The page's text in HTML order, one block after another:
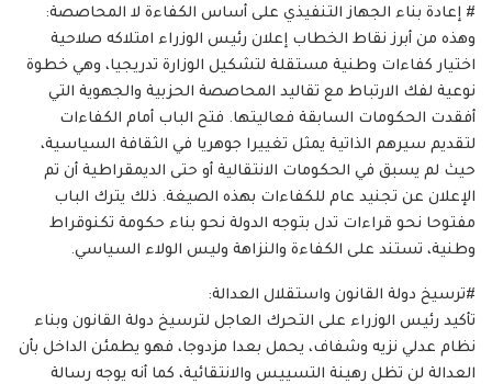
# إعادة بناء الجهاز التنفيذي على أساس الكفاءة لا المحاصصة:
وهذه من أبرز نقاط الخطاب إعلان رئيس الوزراء امتلاكه صلاحية
اختيار كفاءات وطنية مستقلة لتشكيل الوزارة تدريجيا، وهي خطوة
نوعية لفك الارتباط مع تقاليد المحاصصة الحزبية والجهوية التي
أفقدت الحكومات السابقة فعاليتها. فتح الباب أمام الكفاءات
لتقديم سيرهم الذاتية يمثل تغييرا جوهريا في الثقافة السياسية،
حيث لم يسبق في الحكومات الانتقالية أو حتى الديمقراطية أن تم
الإعلان عن تجنيد عام للكفاءات بهذه الصيغة. ذلك يترك الباب
مفتوحا نحو قراءات تدل بتوجه الدولة نحو بناء حكومة تكنوقراط
وطنية، تستند على الكفاءة والنزاهة وليس الولاء السياسي.
#ترسيخ دولة القانون واستقلال العدالة:
تأكيد رئيس الوزراء على التحرك العاجل لترسيخ دولة القانون وبناء
نظام عدلي نزيه وشفاف، يحمل بعدا مزدوجا، فهو يطمئن الداخل بأن
العدالة لن تظل رهينة التسييس والانتقائية، كما أنه يوجه رسالة